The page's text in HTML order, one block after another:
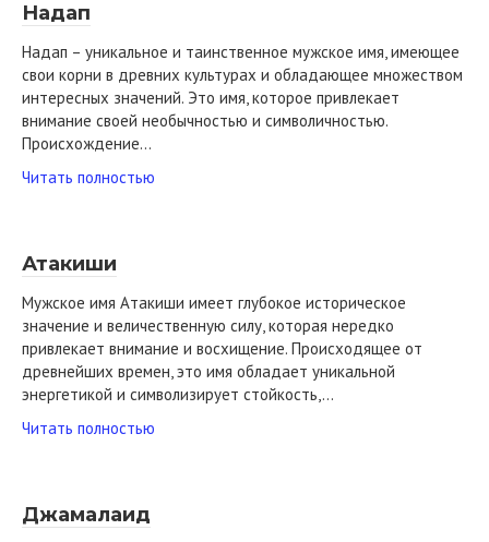
Надап
Надап – уникальное и таинственное мужское имя, имеющее
свои корни в древних культурах и обладающее множеством
интересных значений. Это имя, которое привлекает
внимание своей необычностью и символичностью.
Происхождение…
Читать полностью
Атакиши
Мужское имя Атакиши имеет глубокое историческое
значение и величественную силу, которая нередко
привлекает внимание и восхищение. Происходящее от
древнейших времен, это имя обладает уникальной
энергетикой и символизирует стойкость,…
Читать полностью
Джамалаид